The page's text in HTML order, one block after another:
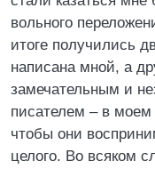
вольного
итоге получились
написана мной, а
замечательным и
писателем – в моем
чтобы они
целого. Во всяком